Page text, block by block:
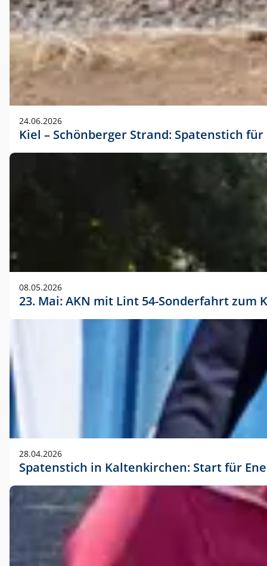
24.06.2026
Kiel – Schönberger Strand: Spatenstich
08.05.2026
23. Mai: AKN mit Lint 54-Sonderfahrt
28.04.2026
Spatenstich in Kaltenkirchen: Start für